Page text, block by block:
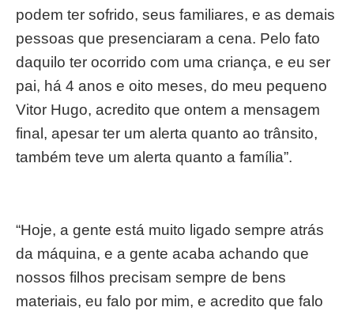
podem ter sofrido, seus familiares, e as demais
pessoas que presenciaram a cena. Pelo fato
daquilo ter ocorrido com uma criança, e eu ser
pai, há 4 anos e oito meses, do meu pequeno
Vitor Hugo, acredito que ontem a mensagem
final, apesar ter um alerta quanto ao trânsito,
também teve um alerta quanto a família”.
“Hoje, a gente está muito ligado sempre atrás
da máquina, e a gente acaba achando que
nossos filhos precisam sempre de bens
materiais, eu falo por mim, e acredito que falo